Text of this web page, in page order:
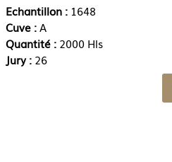
Echantillon :1648
Cuve :A
Quantité : 2000 Hls
Jury : 26